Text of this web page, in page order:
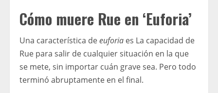
Cómo muere Rue en ‘Euforia’
Una característica deeuforia es La capacidad de
Rue para salir de cualquier situación en la que
se mete, sin importar cuán grave sea. Pero todo
terminó abruptamente en el final.